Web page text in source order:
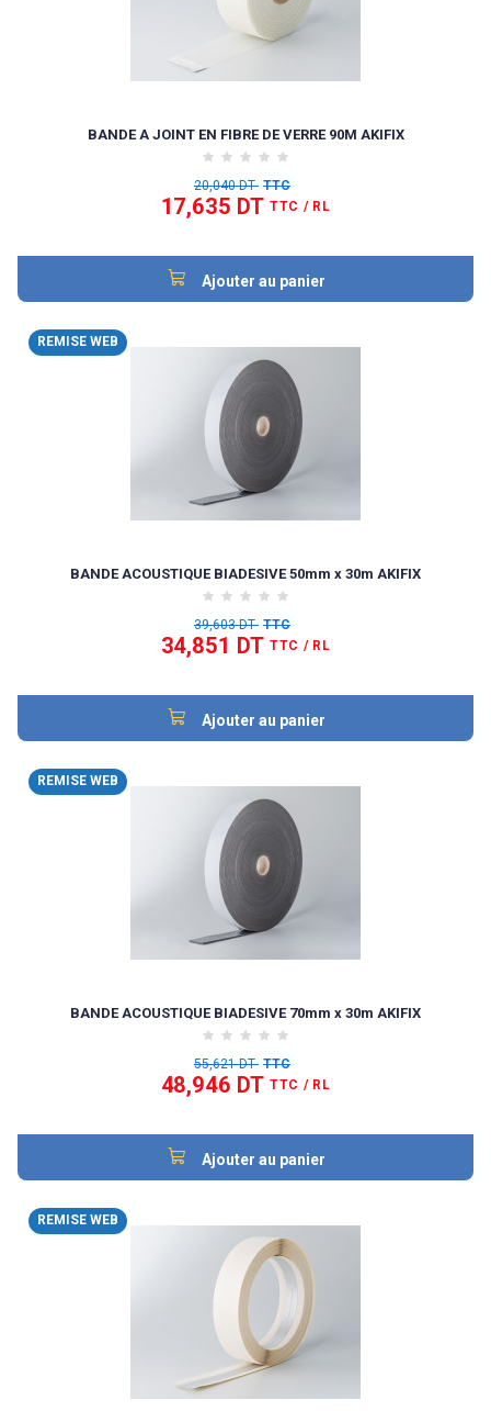
BANDE A JOINT EN FIBRE DE VERRE 90M AKIFIX
20,040 DT TTC
17,635 DT TTC / RL
Ajouter au panier
REMISE WEB
BANDE ACOUSTIQUE BIADESIVE 50mm x 30m AKIFIX
39,603 DT TTC
34,851 DT TTC / RL
Ajouter au panier
REMISE WEB
BANDE ACOUSTIQUE BIADESIVE 70mm x 30m AKIFIX
55,621 DT TTC
48,946 DT TTC / RL
Ajouter au panier
REMISE WEB